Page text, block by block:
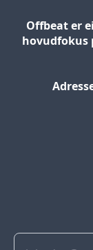
Offbeat er
hovudfokus